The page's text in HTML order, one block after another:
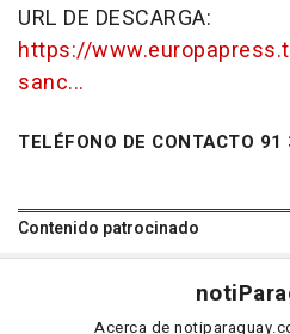
URL DE DESCARGA:
https://
sanc...
TELÉFONO DE CONTACTO
Contenido patrocinado
noti
Acerca de